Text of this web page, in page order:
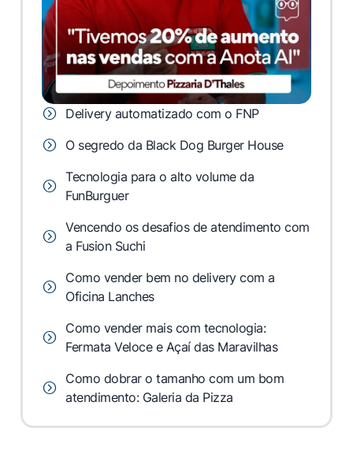
Delivery automatizado com o FNP
O segredo da Black Dog Burger House
Tecnologia para o alto volume da
FunBurguer
Vencendo os desafios de atendimento com
a Fusion Suchi
Como vender bem no delivery com a
Oficina Lanches
Como vender mais com tecnologia:
Fermata Veloce e Açaí das Maravilhas
Como dobrar o tamanho com um bom
atendimento: Galeria da Pizza